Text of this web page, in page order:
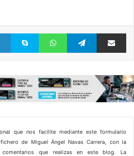
LinkedIn Skype WhatsAppTelegram
que nos facilite mediante este formulario
de Miguel Ángel Navas Carrera, con la
que realizas en este blog. La